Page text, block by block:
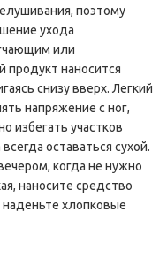
поэтому
ухода
или
наносится
снизу вверх. Легкий
напряжение с ног,
участков
оставаться сухой.
когда не нужно
наносите средство
хлопковые